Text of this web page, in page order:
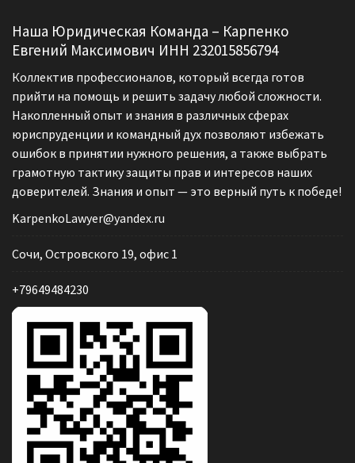
Наша Юридическая Команда – Карпенко
Евгений Максимович ИНН 232015856794
Коллектив профессионалов, который всегда готов
прийти на помощь и решить задачу любой сложности.
Накопленный опыт и знания в различных сферах
юриспруденции и командный дух позволяют избежать
ошибок в принятии нужного решения, а также выбрать
грамотную тактику защиты прав и интересов наших
доверителей. Знания и опыт — это верный путь к победе!
KarpenkoLawyer@yandex.ru
Сочи, Островского 19, офис 1
+79649484230